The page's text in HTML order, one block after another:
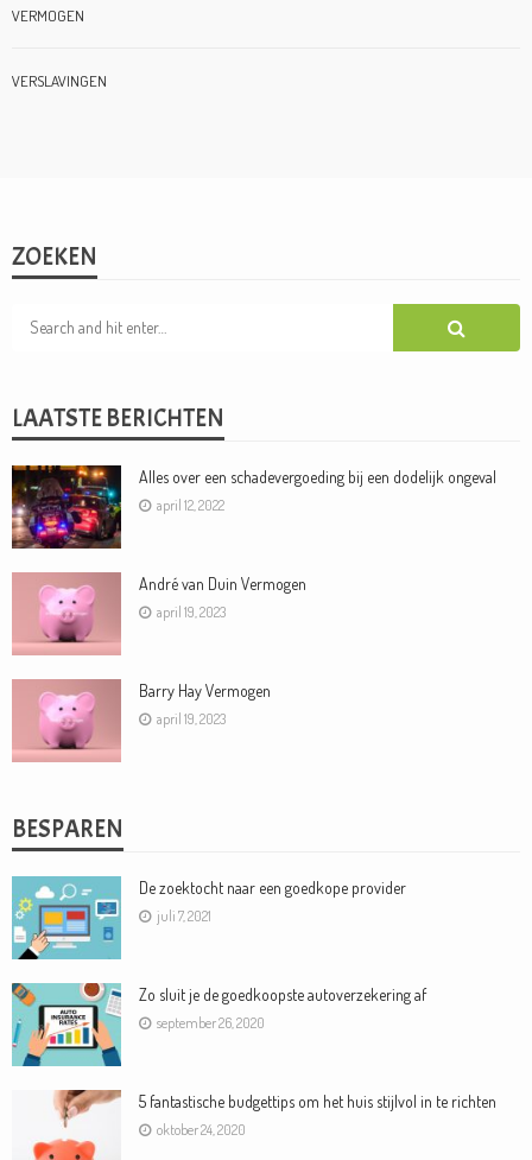
VERMOGEN
VERSLAVINGEN
ZOEKEN
LAATSTE BERICHTEN
Alles over een schadevergoeding bij een dodelijk ongeval
april 12, 2022
André van Duin Vermogen
april 19, 2023
Barry Hay Vermogen
april 19, 2023
BESPAREN
De zoektocht naar een goedkope provider
juli 7, 2021
Zo sluit je de goedkoopste autoverzekering af
september 26, 2020
5 fantastische budgettips om het huis stijlvol in te richten
oktober 24, 2020